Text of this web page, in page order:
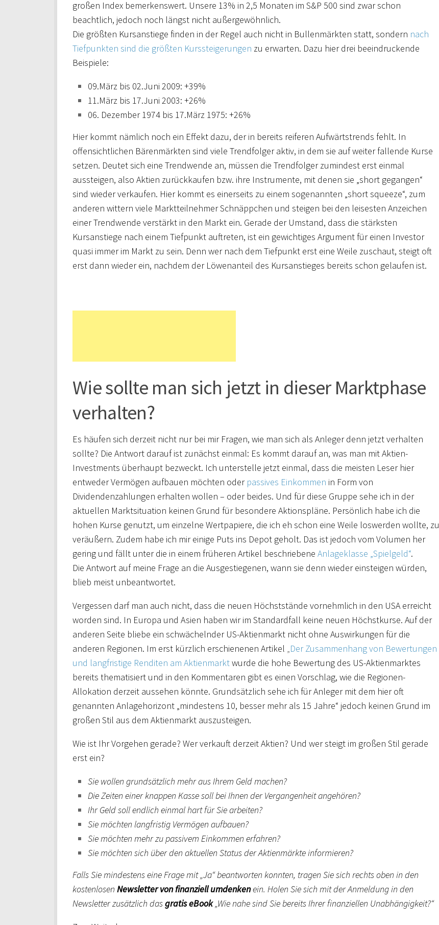
großen Index bemerkenswert. Unsere 13% in 2,5 Monaten im S&P 500 sind zwar schon
beachtlich, jedoch noch längst nicht außergewöhnlich.
Die größten Kursanstiege finden in der Regel auch nicht in Bullenmärkten statt, sondern nach
Tiefpunkten sind die größten Kurssteigerungen zu erwarten. Dazu hier drei beeindruckende
Beispiele:
09.März bis 02.Juni 2009: +39%
11.März bis 17.Juni 2003: +26%
06. Dezember 1974 bis 17.März 1975: +26%
Hier kommt nämlich noch ein Effekt dazu, der in bereits reiferen Aufwärtstrends fehlt. In
offensichtlichen Bärenmärkten sind viele Trendfolger aktiv, in dem sie auf weiter fallende Kurse
setzen. Deutet sich eine Trendwende an, müssen die Trendfolger zumindest erst einmal
aussteigen, also Aktien zurückkaufen bzw. ihre Instrumente, mit denen sie „short gegangen“
sind wieder verkaufen. Hier kommt es einerseits zu einem sogenannten „short squeeze“, zum
anderen wittern viele Marktteilnehmer Schnäppchen und steigen bei den leisesten Anzeichen
einer Trendwende verstärkt in den Markt ein. Gerade der Umstand, dass die stärksten
Kursanstiege nach einem Tiefpunkt auftreten, ist ein gewichtiges Argument für einen Investor
quasi immer im Markt zu sein. Denn wer nach dem Tiefpunkt erst eine Weile zuschaut, steigt oft
erst dann wieder ein, nachdem der Löwenanteil des Kursanstieges bereits schon gelaufen ist.
Wie sollte man sich jetzt in dieser Marktphase
verhalten?
Es häufen sich derzeit nicht nur bei mir Fragen, wie man sich als Anleger denn jetzt verhalten
sollte? Die Antwort darauf ist zunächst einmal: Es kommt darauf an, was man mit Aktien-
Investments überhaupt bezweckt. Ich unterstelle jetzt einmal, dass die meisten Leser hier
entweder Vermögen aufbauen möchten oder passives Einkommen in Form von
Dividendenzahlungen erhalten wollen – oder beides. Und für diese Gruppe sehe ich in der
aktuellen Marktsituation keinen Grund für besondere Aktionspläne. Persönlich habe ich die
hohen Kurse genutzt, um einzelne Wertpapiere, die ich eh schon eine Weile loswerden wollte, zu
veräußern. Zudem habe ich mir einige Puts ins Depot geholt. Das ist jedoch vom Volumen her
gering und fällt unter die in einem früheren Artikel beschriebene Anlageklasse „Spielgeld“.
Die Antwort auf meine Frage an die Ausgestiegenen, wann sie denn wieder einsteigen würden,
blieb meist unbeantwortet.
Vergessen darf man auch nicht, dass die neuen Höchststände vornehmlich in den USA erreicht
worden sind. In Europa und Asien haben wir im Standardfall keine neuen Höchstkurse. Auf der
anderen Seite bliebe ein schwächelnder US-Aktienmarkt nicht ohne Auswirkungen für die
anderen Regionen. Im erst kürzlich erschienenen Artikel „Der Zusammenhang von Bewertungen
und langfristige Renditen am Aktienmarktwurde die hohe Bewertung des US-Aktienmarktes
bereits thematisiert und in den Kommentaren gibt es einen Vorschlag, wie die Regionen-
Allokation derzeit aussehen könnte. Grundsätzlich sehe ich für Anleger mit dem hier oft
genannten Anlagehorizont „mindestens 10, besser mehr als 15 Jahre“ jedoch keinen Grund im
großen Stil aus dem Aktienmarkt auszusteigen.
Wie ist Ihr Vorgehen gerade? Wer verkauft derzeit Aktien? Und wer steigt im großen Stil gerade
erst ein?
Sie wollen grundsätzlich mehr aus Ihrem Geld machen?
Die Zeiten einer knappen Kasse soll bei Ihnen der Vergangenheit angehören?
Ihr Geld soll endlich einmal hart für Sie arbeiten?
Sie möchten langfristig Vermögen aufbauen?
Sie möchten mehr zu passivem Einkommen erfahren?
Sie möchten sich über den aktuellen Status der Aktienmärkte informieren?
Falls Sie mindestens eine Frage mit „Ja“ beantworten konnten, tragen Sie sich rechts oben in den
kostenlosen Newsletter von finanziell umdenkenein. Holen Sie sich mit der Anmeldung in den
Newsletter zusätzlich dasgratis eBook„Wie nahe sind Sie bereits Ihrer finanziellen Unabhängigkeit?“